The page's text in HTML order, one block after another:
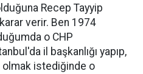
Recep Tayyip
verir. Ben 1974
o CHP
il başkanlığı yapıp,
olmak istediğinde o